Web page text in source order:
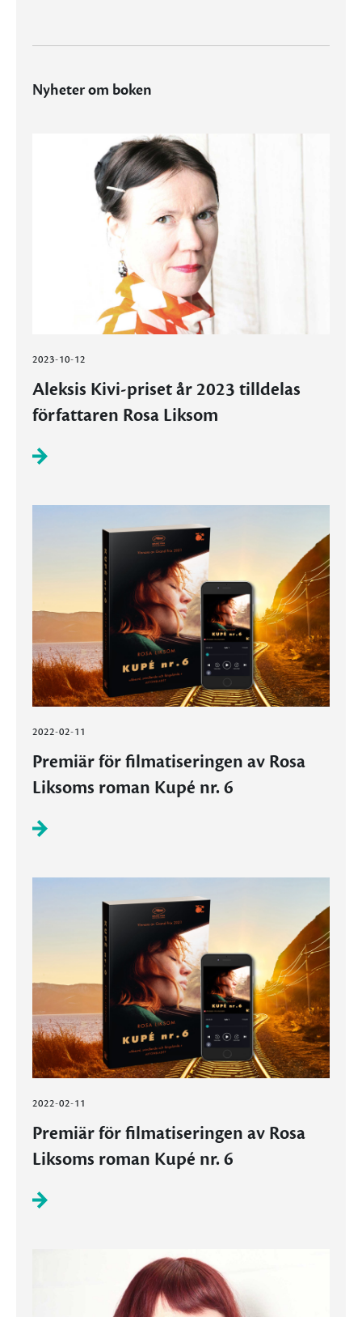
Nyheter om boken
2023-10-12
Aleksis Kivi-priset år 2023 tilldelas
författaren Rosa Liksom
2022-02-11
Premiär för filmatiseringen av Rosa
Liksoms roman Kupé nr. 6
2022-02-11
Premiär för filmatiseringen av Rosa
Liksoms roman Kupé nr. 6